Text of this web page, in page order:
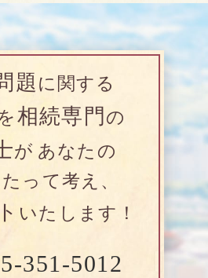
題 に関する
相続専門 の
が あなたの
って考え、
いたします！
351-5012